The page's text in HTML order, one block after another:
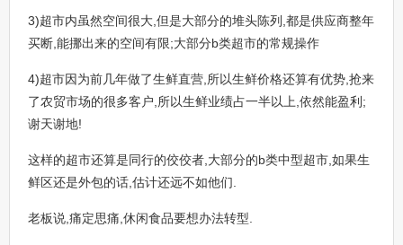
3)超市内虽然空间很大,但是大部分的堆头陈列,都是供应商整年
买断,能挪出来的空间有限;大部分b类超市的常规操作
4)超市因为前几年做了生鲜直营,所以生鲜价格还算有优势,抢来
了农贸市场的很多客户,所以生鲜业绩占一半以上,依然能盈利;
谢天谢地!
这样的超市还算是同行的佼佼者,大部分的b类中型超市,如果生
鲜区还是外包的话,估计还远不如他们.
老板说,痛定思痛,休闲食品要想办法转型.